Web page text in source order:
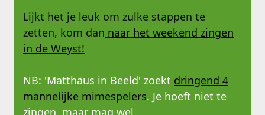
Lijkt het je leuk om zulke stappen te
zetten, kom dan naar het weekend zingen
in de Weyst!
NB: 'Matthäus in Beeld' zoekt dringend 4
mannelijke mimespelers. Je hoeft niet te
zingen, maar mag wel.